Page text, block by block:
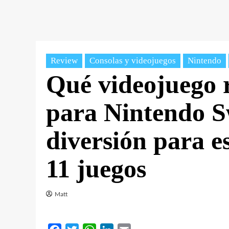
Review Consolas y videojuegos Nintendo
Qué
para Nintendo
diversión para
11 juegos
Matt